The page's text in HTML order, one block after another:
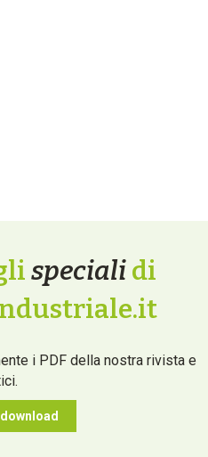
specialidi
i PDF della nostra rivista e